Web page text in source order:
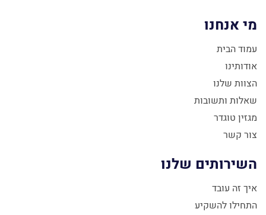
מי אנחנו
עמוד הבית
אודותינו
הצוות שלנו
שאלות ותשובות
מגזין טוגדר
צור קשר
השירותים שלנו
איך זה עובד
התחילו להשקיע